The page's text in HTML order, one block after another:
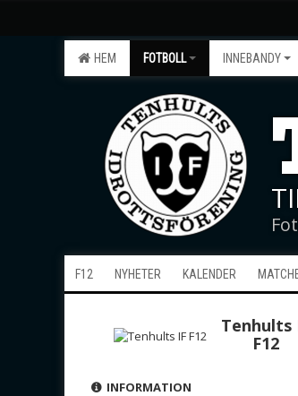
HEM FOTBOLL INNEBANDY
F12 NYHETER KALENDER
Tenhults
F12
INFORMATION